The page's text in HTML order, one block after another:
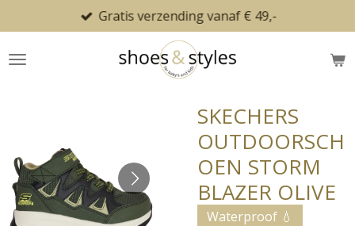
direct
naar
Gratis verzending vanaf € 49,-
SKECHERS
OUTDOORSCH
OEN STORM
BLAZER OLIVE
Waterproof 💧